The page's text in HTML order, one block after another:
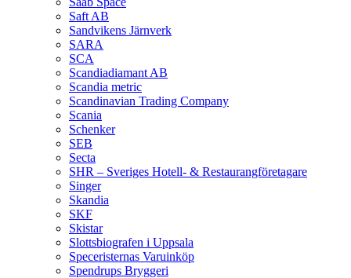
Saft AB
Sandvikens Järnverk
SARA
SCA
Scandiadiamant AB
Scandia metric
Scandinavian Trading Company
Scania
Schenker
SEB
Secta
SHR – Sveriges Hotell- & Restaurangföretagare
Singer
Skandia
SKF
Skistar
Slottsbiografen i Uppsala
Speceristernas Varuinköp
Spendrups Bryggeri